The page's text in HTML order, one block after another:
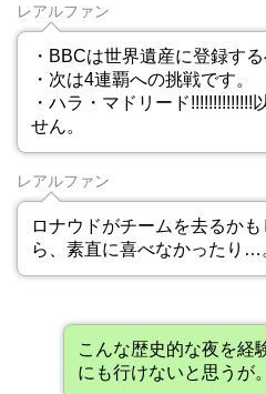
レアルファン
・BBCは世界遺産に登録する
・次は4連覇への挑戦です。
・ハラ・マドリード!!!!!!!!!!!!!!
せん。
レアルファン
ロナウドがチームを去るか
ら、素直に喜べなかったり…
こんな歴史的な夜を経
にも行けないと思うが。